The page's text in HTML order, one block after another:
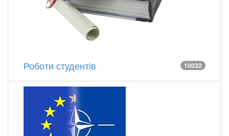
Роботи студентів 10032